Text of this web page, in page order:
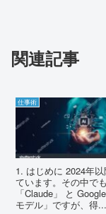
関連記事
仕事術
1. はじめに 2024年
ています。その中で
「Claude」 と
モデル」ですが、得...